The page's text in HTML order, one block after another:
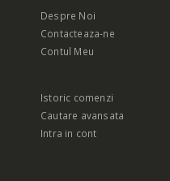
Despre Noi
Contacteaza-ne
Contul Meu
Istoric comenzi
Cautare avansata
Intra in cont